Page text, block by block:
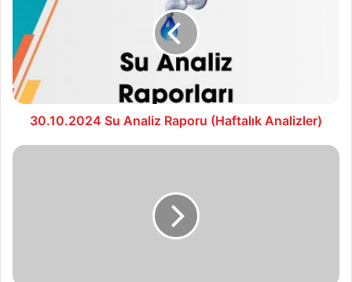
Raporu
(Haftalık
Analizler)
30.10.2024 Su Analiz Raporu (Haftalık Analizler)
Önce